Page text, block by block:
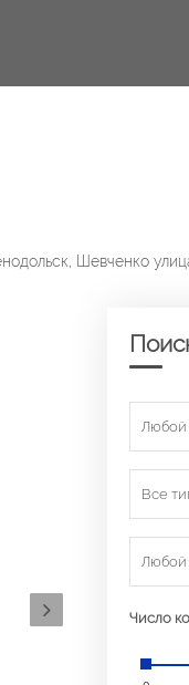
Шевченко
Любой
Все
Любой
Число